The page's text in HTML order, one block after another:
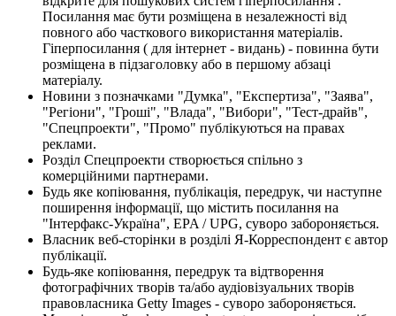
Посилання має бути розміщена в незалежності від
повного або часткового використання матеріалів.
Гіперпосилання ( для інтернет - видань) - повинна бути
розміщена в підзаголовку або в першому абзаці
матеріалу.
Новини з позначками "Думка", "Експертиза", "Заява",
"Регіони", "Гроші", "Влада", "Вибори", "Тест-драйв",
"Спецпроекти", "Промо" публікуються на правах
реклами.
Розділ Спецпроекти створюється спільно з
комерційними партнерами.
Будь яке копіювання, публікація, передрук, чи наступне
поширення інформації, що містить посилання на
"Інтерфакс-Україна", EPA / UPG, суворо забороняється.
Власник веб-сторінки в розділі Я-Корреспондент є автор
публікації.
Будь-яке копіювання, передрук та відтворення
фотографічних творів та/або аудіовізуальних творів
правовласника Getty Images - суворо забороняється.